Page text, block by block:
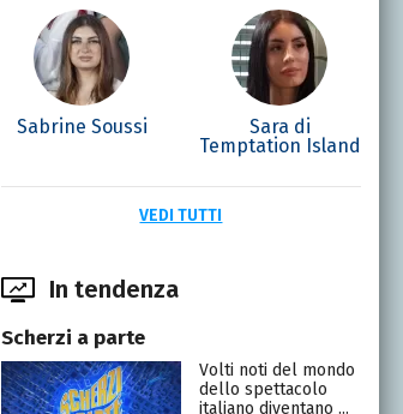
Sabrine Soussi
Sara di
Temptation Island
VEDI TUTTI
In tendenza
Scherzi a parte
Volti noti del mondo
dello spettacolo
italiano diventano ...